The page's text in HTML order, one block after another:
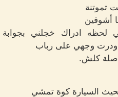
تموتنة
أشوفين
لحظه ادراك خجلني بجوابة
وجهي على رباب
كلش.
السيارة كوة تمشي